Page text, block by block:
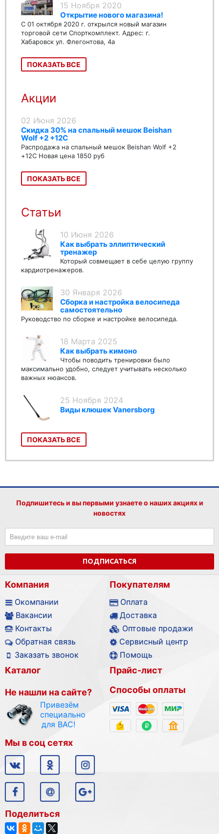
15 Ноября 2020
Открытие нового магазина!
С 01 октября 2020 г. открылся новый магазин
торговой сети Спорткомплект. Адрес: г.
Хабаровск ул. Флегонтова, 4а
ПОКАЗАТЬ ВСЕ
Акции
02 Июня 2026
Скидка 30% на спальный мешок Beishan
Wolf +2 +12C
Распродажа на спальный мешок Beishan Wolf +2
+12C Новая цена 1850 руб
ПОКАЗАТЬ ВСЕ
Статьи
10 Июня 2026
Как выбрать эллиптический
тренажер
Который совмещает в себе целую группу
кардиотренажеров.
30 Января 2026
Сборка и настройка велосипеда
самостоятельно
Руководство по сборке и настройке велосипеда.
18 Марта 2025
Как выбрать кимоно
Чтобы поводить тренировки было
максимально удобно, следует учитывать несколько
важных нюансов.
25 Ноября 2024
Виды клюшек Vanersborg
ПОКАЗАТЬ ВСЕ
Подпишитесь и вы первыми узнаете о наших акциях и
новостях
ПОДПИСАТЬСЯ
Компания
Окомпании
Вакансии
Контакты
Обратная связь
Заказать звонок
Покупателям
Оплата
Доставка
Оптовые продажи
Сервисный центр
Помощь
Каталог
Не нашли на сайте?
Привезём
специально
для ВАС!
Прайс-лист
Способы оплаты
Мы в соц сетях
Поделиться